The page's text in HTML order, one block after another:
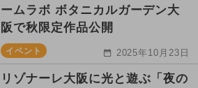
ームラボ ボタニカルガーデン大
阪で秋限定作品公開
イベント 2025年10月23日
リゾナーレ大阪に光と遊ぶ「夜の